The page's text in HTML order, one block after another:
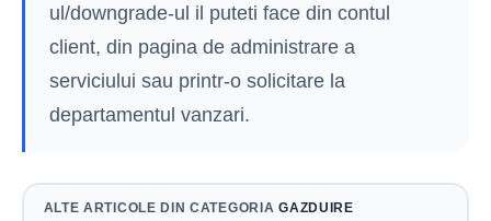
ul/downgrade-ul il puteti face din contul
client, din pagina de administrare a
serviciului sau printr-o solicitare la
departamentul vanzari.
ALTE ARTICOLE DIN CATEGORIAGAZDUIRE